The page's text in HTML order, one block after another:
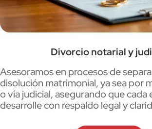
Divorcio notarial y
Asesoramos en procesos de
disolución matrimonial, ya sea por
o vía judicial, asegurando que cada
desarrolle con respaldo legal y